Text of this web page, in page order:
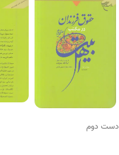
دست دوم